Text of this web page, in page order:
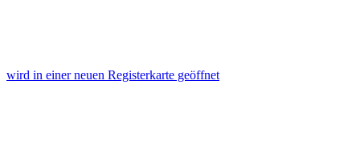
wird in einer neuen Registerkarte geöffnet